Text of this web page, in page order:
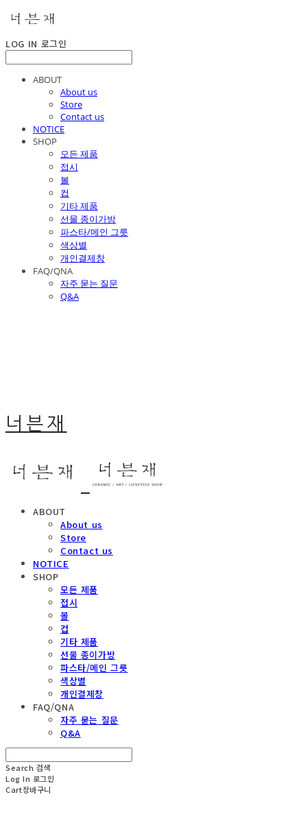
LOG IN 로그인
ABOUT
About us
Store
Contact us
NOTICE
SHOP
모든 제품
접시
볼
컵
기타 제품
선물 종이가방
파스타/메인 그릇
색상별
개인결제창
FAQ/QNA
자주 묻는 질문
Q&A
너븐재
ABOUT
About us
Store
Contact us
NOTICE
SHOP
모든 제품
접시
볼
컵
기타 제품
선물 종이가방
파스타/메인 그릇
색상별
개인결제창
FAQ/QNA
자주 묻는 질문
Q&A
Search 검색
Log In 로그인
Cart장바구니